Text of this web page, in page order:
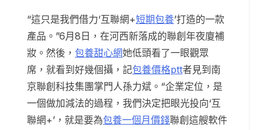
“這只是我們借力‘互聯網+短期包養’打造的一款
產品。”6月8日，在河西新落成的聯創年夜廈補
妝。然後， 包養甜心網她低頭看了一眼觀眾
席，就看到好幾個攝，記包養價格ptt者見到南
京聯創科技集團掌門人孫力斌。“企業定位，是
一個做加減法的過程，我們決定把眼光投向‘互
聯網+’，就是要為包養一個月價錢聯創這艘軟件